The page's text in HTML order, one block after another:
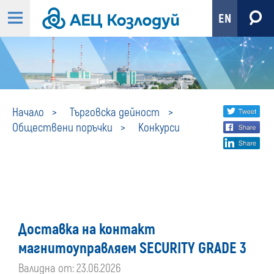
EN
Начало
Търговска дейност
Обществени поръчки
Конкурси
Конкурси
Share
social
Доставка на контакт
магнитоуправляем SECURITY GRADE 3
Валидна от: 23.06.2026